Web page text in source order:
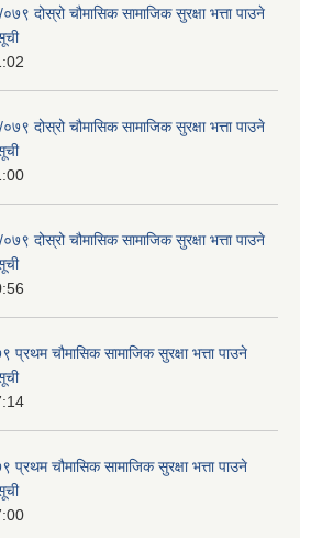
दोस्रो चौमासिक सामाजिक सुरक्षा भत्ता पाउने
दोस्रो चौमासिक सामाजिक सुरक्षा भत्ता पाउने
दोस्रो चौमासिक सामाजिक सुरक्षा भत्ता पाउने
चौमासिक सामाजिक सुरक्षा भत्ता पाउने
चौमासिक सामाजिक सुरक्षा भत्ता पाउने